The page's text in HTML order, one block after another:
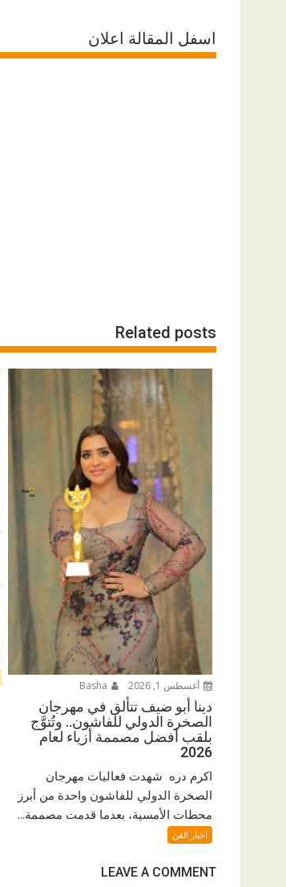
اسفل المقالة اعلان
Related posts
أغسطس 1, 2026
دينا أبو ضيف تتألق في مهرجان
الصخرة الدولي للفاشون.. وتُتوَّج
بلقب أفضل مصممة أزياء لعام
2026
اكرم دره شهدت فعاليات مهرجان
الصخرة الدولي للفاشون واحدة من أبرز
محطات الأمسية، بعدما قدمت مصممة...
اخبار الفن
LEAVE A COMMENT